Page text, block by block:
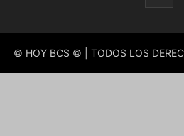
© HOY BCS © | TODOS LOS